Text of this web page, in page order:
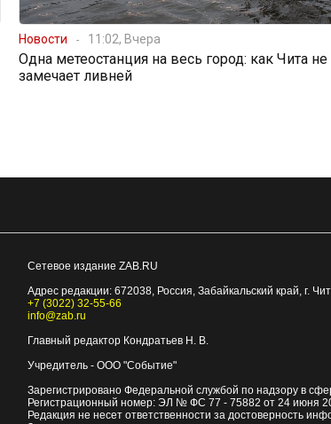
Новости 11:02, Вчера
Одна метеостанция на весь город: как Чита не
замечает ливней
Сетевое издание ZAB.RU
Адрес редакции: 672038, Россия, Забайкальский край, г.
+7 (3022) 32-55-66
info@zab.ru
Главный редактор Кондратьев Н. В.
Учредитель - ООО "Событие"
Зарегистрировано Федеральной службой по надзору в
Регистрационный номер: ЭЛ № ФС 77 - 75882 от 24 июня
Редакция не несет ответственности за достоверность